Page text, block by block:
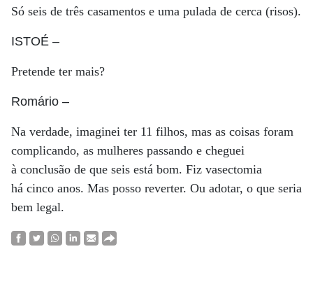
Só seis de três casamentos e uma pulada de cerca (risos).
ISTOÉ –
Pretende ter mais?
Romário –
Na verdade, imaginei ter 11 filhos, mas as coisas foram
complicando, as mulheres passando e cheguei
à conclusão de que seis está bom. Fiz vasectomia
há cinco anos. Mas posso reverter. Ou adotar, o que seria
bem legal.